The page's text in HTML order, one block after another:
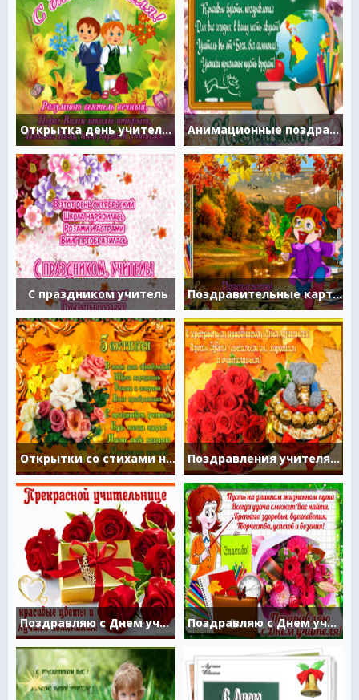
Открытка день учителя с поздравлением Анимационные поздравления с днем учителя
С праздником учитель Поздравительные картинки ко дню учителя
Открытки со стихами на День Учителя Поздравления учителям в праздник
Поздравляю с Днем учителя Поздравляю с Днем учителя